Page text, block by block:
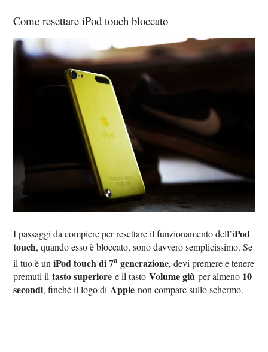
Come resettare iPod touch bloccato
I passaggi da compiere per resettare il funzionamento dell’iPod
touch, quando esso è bloccato, sono davvero semplicissimo. Se
il tuo è uniPod touch di 7a generazione, devi premere e tenere
premuti iltasto superioree il tastoVolume giùper almeno 10
secondi, finché il logo diApplenon compare sullo schermo.